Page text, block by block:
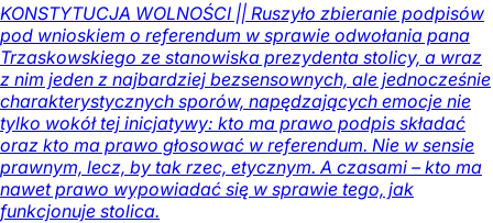
KONSTYTUCJA WOLNOŚCI || Ruszyło zbieranie podpisów
pod wnioskiem o referendum w sprawie odwołania pana
Trzaskowskiego ze stanowiska prezydenta stolicy, a wraz
z nim jeden z najbardziej bezsensownych, ale jednocześnie
charakterystycznych sporów, napędzających emocje nie
tylko wokół tej inicjatywy: kto ma prawo podpis składać
oraz kto ma prawo głosować w referendum. Nie w sensie
prawnym, lecz, by tak rzec, etycznym. A czasami – kto ma
nawet prawo wypowiadać się w sprawie tego, jak
funkcjonuje stolica.